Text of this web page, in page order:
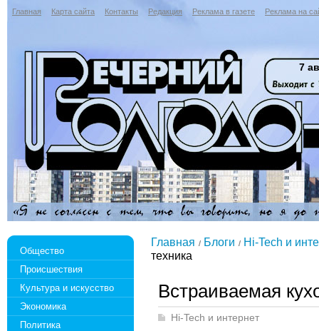
Главная Карта сайта Контакты Редакция Реклама в газете Реклама на
7
Общество
Происшествия
Культура и искусство
Экономика
Политика
Главная Блоги
Hi-Tech и
техника
Встраиваемая
Hi-Tech и интернет